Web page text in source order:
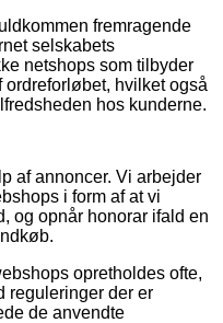
fremragende
selskabets
netshops som tilbyder
hvilket også
hos kunderne.
af annoncer. Vi arbejder
i form af at vi
og opnår honorar ifald en
opretholdes ofte,
reguleringer der er
de anvendte